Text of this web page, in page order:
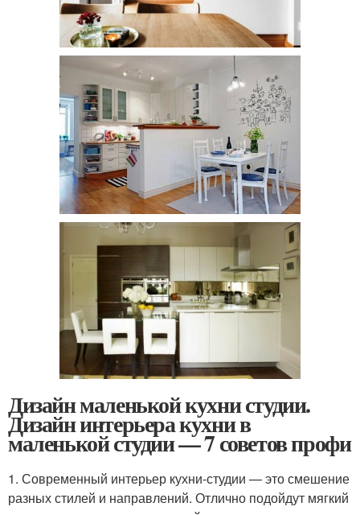
Дизайн маленькой кухни студии.
Дизайн интерьера кухни в
маленькой студии — 7 советов профи
1. Современный интерьер кухни-студии — это смешение
разных стилей и направлений. Отлично подойдут мягкий